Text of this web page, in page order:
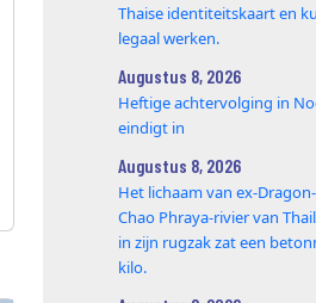
Thaise identiteitskaart en
legaal werken.
Augustus 8, 2026
Heftige achtervolging in
eindigt in
Augustus 8, 2026
Het lichaam van ex-
Chao Phraya‑rivier van
in zijn rugzak zat een
kilo.